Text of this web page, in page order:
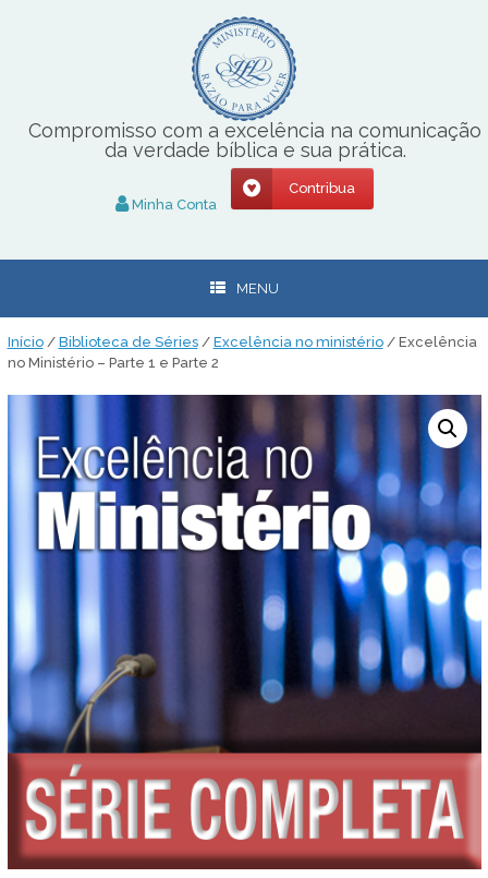
Compromisso com a excelência na comunicação
da verdade bíblica e sua prática.
Minha Conta
Contribua
MENU
Início/ Biblioteca de Séries/ Excelência no ministério/ Excelência
no Ministério – Parte 1 e Parte 2